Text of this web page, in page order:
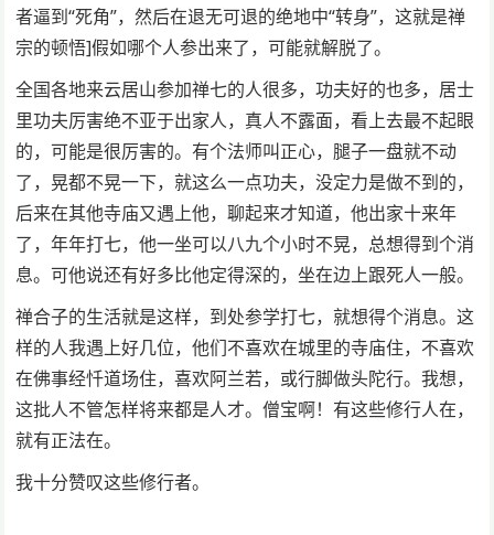
者逼到“死角”，然后在退无可退的绝地中“转身”，这就是禅
宗的顿悟]假如哪个人参出来了，可能就解脱了。
全国各地来云居山参加禅七的人很多，功夫好的也多，居士
里功夫厉害绝不亚于出家人，真人不露面，看上去最不起眼
的，可能是很厉害的。有个法师叫正心，腿子一盘就不动
了，晃都不晃一下，就这么一点功夫，没定力是做不到的，
后来在其他寺庙又遇上他，聊起来才知道，他出家十来年
了，年年打七，他一坐可以八九个小时不晃，总想得到个消
息。可他说还有好多比他定得深的，坐在边上跟死人一般。
禅合子的生活就是这样，到处参学打七，就想得个消息。这
样的人我遇上好几位，他们不喜欢在城里的寺庙住，不喜欢
在佛事经忏道场住，喜欢阿兰若，或行脚做头陀行。我想，
这批人不管怎样将来都是人才。僧宝啊！有这些修行人在，
就有正法在。
我十分赞叹这些修行者。